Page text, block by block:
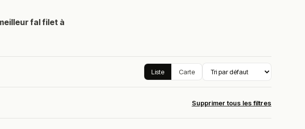
fal filet à
Liste Carte
Supprimer tous les filtres